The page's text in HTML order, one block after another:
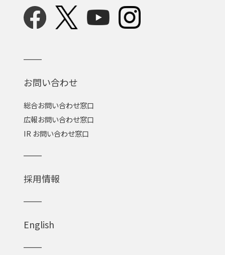
お問い合わせ
総合お問い合わせ窓口
広報お問い合わせ窓口
IR お問い合わせ窓口
採用情報
English